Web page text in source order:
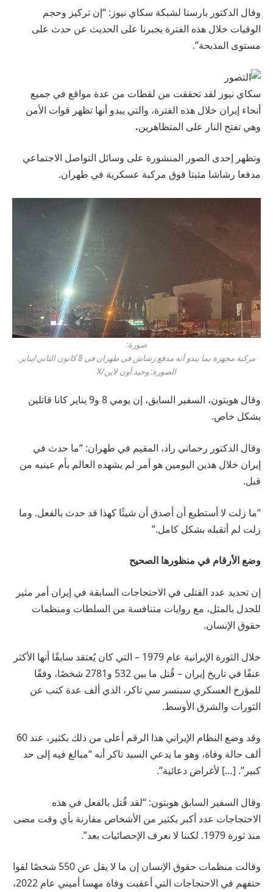
وقال الدكتور بارستا لشبكة سكاي نيوز: “إن تركيز وحجم
الوفيات خلال هذه الفترة يجبرنا على الحديث عن حدث على
مستوى المذبحة”.
سكاي نيوز لقد تحققت من لقطات من عدة مواقع في جميع
أنحاء إيران خلال هذه الفترة، والتي يبدو أنها تظهر قوات الأمن
وهي تفتح النار على المتظاهرين.
وتظهر إحدى الصور المنشورة على وسائل التواصل الاجتماعي
مدفعا رشاشا مثبتا فوق مركبة عسكرية في طهران.
صورة:
مركبة مجهزة بما يبدو أنه مدفع رشاش في طهران في 8 كانون الثاني/يناير.
الصورة: وحيد أون لاين/X
وقال هوبتون، السفير السابق، إن يومي 8 و9 يناير كانا قاتلين
بشكل خاص.
وقال الدكتور رحماني راد، المقيم في طهران: “ما حدث في
إيران خلال هذين اليومين هو أمر لم يشهده العالم بأم عينيه من
قبل.
“ما زلت لا أستطيع أن أصدق أن شيئًا كهذا قد حدث بالفعل. وما
زلت لم أتقبله بشكل كامل.”
وضع الأرقام في منظورها الصحيح
إن تحديد عدد القتلى في الاحتجاجات السابقة في إيران أمر مثير
للجدل بالمثل، مع روايات متنافسة من السلطات ومنظمات
حقوق الإنسان.
خلال الثورة الإيرانية عام 1979 – التي كان يُعتقد سابقًا أنها الأكثر
عنفًا في تاريخ إيران – قُتل ما بين 532 و2781 شخصًا، وفقًا
للمؤرخ العسكري سبنسر سي تاكر، الذي ألف عدة كتب عن
الثورات والشرق الأوسط.
وقد وضع النظام الإيراني هذا الرقم أعلى من ذلك بكثير، عند 60
ألف حالة وفاة، وهو ما يدعي السيد تاكر أنه “مبالغ فيه إلى حد
كبير”. […] لأغراض دعائية”.
وقال السفير السابق هوبتون: “لقد قُتل بالفعل في هذه
الاحتجاجات عدد أكبر بكثير من الأشخاص مقارنة بأي وقت مضى
منذ ثورة 1979. لكننا لا نعرف الإحصائيات بعد”.
وقالت منظمات حقوق الإنسان إن ما لا يقل عن 550 شخصًا لقوا
حتفهم في الاحتجاجات التي أعقبت وفاة مهسا أميني عام 2022،